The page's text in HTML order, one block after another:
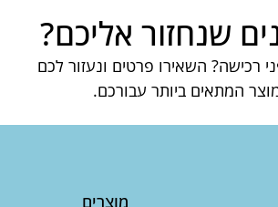
שנחזור אליכם?
רכישה? השאירו פרטים ונעזור לכם
המתאים ביותר עבורכם.
מוצרים